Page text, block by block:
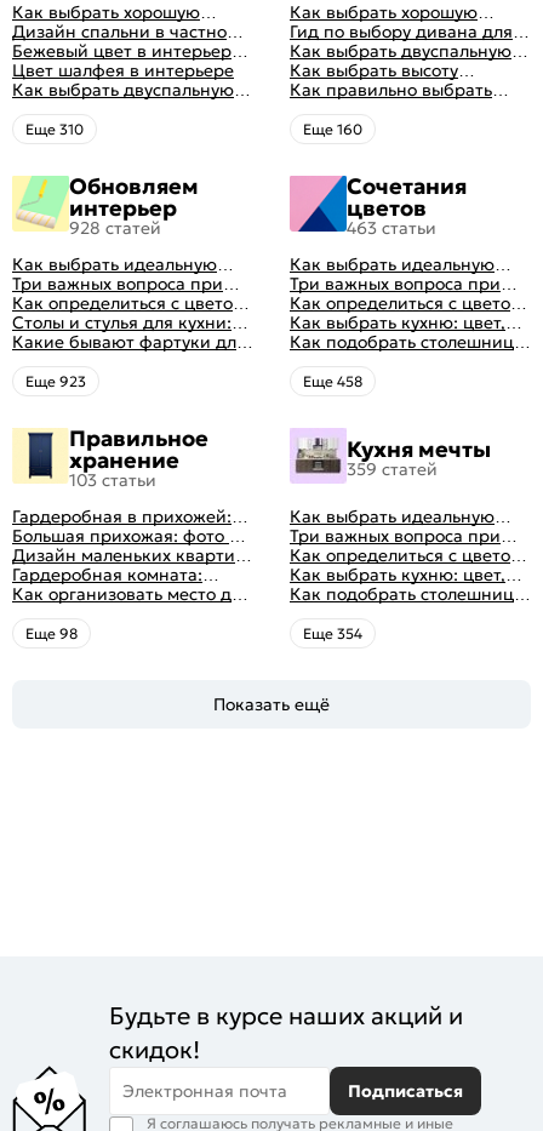
Как выбрать хорошую
кровать для сна
Дизайн спальни в частном
доме: множество идей
оформления идеальных
интерьеров
Бежевый цвет в интерьере
спальни 2024, 40 красивых
интерьеров с фото
Цвет шалфея в интерьере
Как выбрать двуспальную
кровать и матрас
правильно: советы и фото в
интерьере
Eще 310
Как выбрать хорошую
кровать для сна
Гид по выбору дивана для
сна
Как выбрать двуспальную
кровать и матрас
правильно: советы и фото в
интерьере
Как выбрать высоту
матраса
Как правильно выбрать
ортопедический матрас
Eще 160
Обновляем
интерьер
928 статей
Как выбрать идеальную
планировку для кухни
Три важных вопроса при
выборе кухни: готовка,
посуда, комфорт
Как определиться с цветом
кухни: светлые, темные,
яркие
Столы и стулья для кухни:
советы по выбору
Какие бывают фартуки для
кухни: как правильно
выбрать
Eще 923
Сочетания
цветов
463 статьи
Как выбрать идеальную
планировку для кухни
Три важных вопроса при
выборе кухни: готовка,
посуда, комфорт
Как определиться с цветом
кухни: светлые, темные,
яркие
Как выбрать кухню: цвет,
планировка, аксессуары
Как подобрать столешницу
для кухни по цвету
Eще 458
Правильное
хранение
103 статьи
Гардеробная в прихожей:
виды, фото в интерьере,
идеи дизайна
Большая прихожая: фото с
функциональным
распределением дизайна
Дизайн маленьких квартир:
10 идей для дизайна
интерьера с фото
Гардеробная комната:
дизайн, планировка, советы
по обустройству,
распространенные ошибки
Как организовать место для
хранения на балконе
Eще 98
Кухня мечты
359 статей
Как выбрать идеальную
планировку для кухни
Три важных вопроса при
выборе кухни: готовка,
посуда, комфорт
Как определиться с цветом
кухни: светлые, темные,
яркие
Как выбрать кухню: цвет,
планировка, аксессуары
Как подобрать столешницу
для кухни по цвету
Eще 354
Показать ещё
Будьте в курсе наших акций и
скидок!
Электронная почта Подписаться
Я соглашаюсь получать рекламные и иные